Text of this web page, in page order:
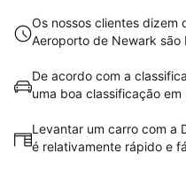
Os nossos clientes dizem
Aeroporto de Newark
De acordo com a
uma boa classificação
Levantar um carro com a
é relativamente rápido e